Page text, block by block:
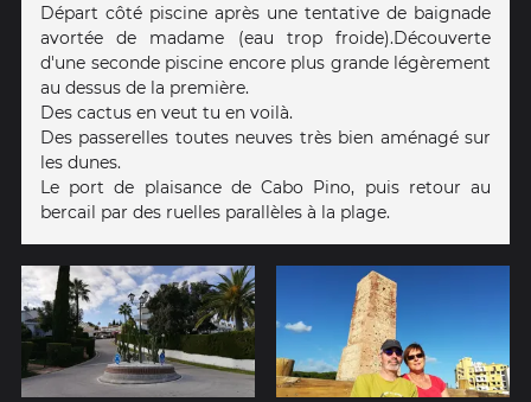
Départ côté piscine après une tentative de baignade
avortée de madame (eau trop froide).Découverte
d'une seconde piscine encore plus grande légèrement
au dessus de la première.
Des cactus en veut tu en voilà.
Des passerelles toutes neuves très bien aménagé sur
les dunes.
Le port de plaisance de Cabo Pino, puis retour au
bercail par des ruelles parallèles à la plage.